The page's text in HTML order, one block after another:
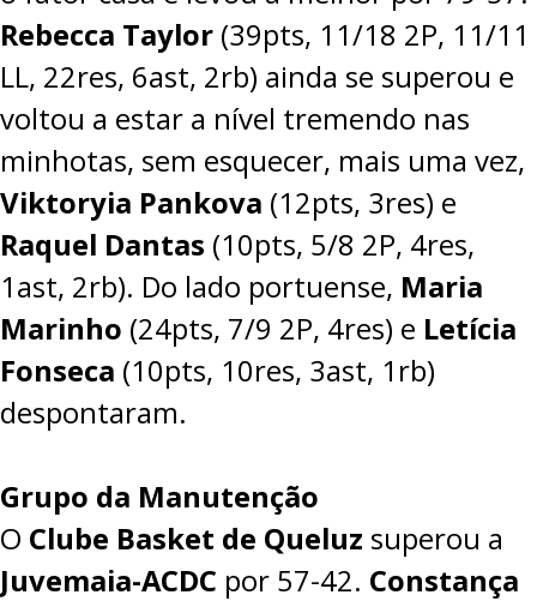
Rebecca Taylor (39pts, 11/18 2P, 11/11
LL, 22res, 6ast, 2rb) ainda se superou e
voltou a estar a nível tremendo nas
minhotas, sem esquecer, mais uma vez,
Viktoryia Pankova (12pts, 3res) e
Raquel Dantas (10pts, 5/8 2P, 4res,
1ast, 2rb). Do lado portuense, Maria
Marinho (24pts, 7/9 2P, 4res) e Letícia
Fonseca (10pts, 10res, 3ast, 1rb)
despontaram.
Grupo da Manutenção
O Clube Basket de Queluz superou a
Juvemaia-ACDC por 57-42. Constança